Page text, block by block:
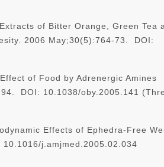
of Bitter Orange, Green Tea
2006 May;30(5):764-73. DOI:
of Food by Adrenergic Amines
DOI: 10.1038/oby.2005.141
Effects of Ephedra-Free
j.amjmed.2005.02.034